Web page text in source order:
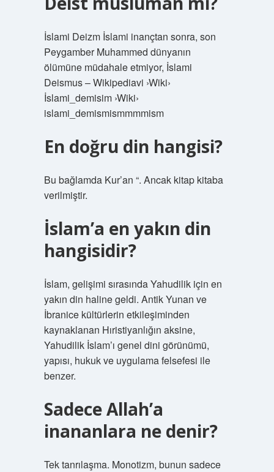
İslami Deizm İslami inançtan sonra, son
Peygamber Muhammed dünyanın
ölümüne müdahale etmiyor, İslami
Deismus – Wikipediavi ›Wiki›
İslami_demisim ›Wiki›
islami_demismismmmmism
En doğru din hangisi?
Bu bağlamda Kur’an “. Ancak kitap kitaba
verilmiştir.
İslam’a en yakın din
hangisidir?
İslam, gelişimi sırasında Yahudilik için en
yakın din haline geldi. Antik Yunan ve
İbranice kültürlerin etkileşiminden
kaynaklanan Hıristiyanlığın aksine,
Yahudilik İslam’ı genel dini görünümü,
yapısı, hukuk ve uygulama felsefesi ile
benzer.
Sadece Allah’a
inananlara ne denir?
Tek tanrılaşma. Monotizm, bunun sadece